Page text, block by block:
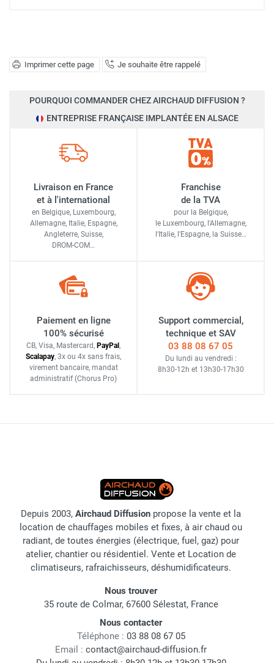
Imprimer cette page Je souhaite être rappelé
POURQUOI COMMANDER CHEZ AIRCHAUD DIFFUSION ?
ENTREPRISE FRANÇAISE IMPLANTÉE EN ALSACE
Livraison en France
et à l'international
en Belgique, Luxembourg,
Allemagne, Italie, Espagne,
Angleterre, Suisse,
DROM-COM…
Franchise
de la TVA
pour la Belgique,
le Luxembourg, l'Allemagne,
l'Italie, l'Espagne, la Suisse…
Paiement en ligne
100% sécurisé
CB, Visa, Mastercard, PayPal ,
Scalapay, 3x ou 4x sans frais,
virement bancaire, mandat
administratif (Chorus Pro)
Support commercial,
technique et SAV
03 88 08 67 05
Du lundi au vendredi :
8h30-12h et 13h30-17h30
Depuis 2003, Airchaud Diffusion propose la vente et la
location de chauffages mobiles et fixes, à air chaud ou
radiant, de toutes énergies (électrique, fuel, gaz) pour
atelier, chantier ou résidentiel. Vente et Location de
climatiseurs, rafraichisseurs, déshumidificateurs.
Nous trouver
35 route de Colmar, 67600 Sélestat, France
Nous contacter
Téléphone : 03 88 08 67 05
Email : contact@airchaud-diffusion.fr